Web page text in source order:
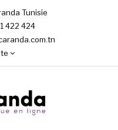
Tunisie
422 424